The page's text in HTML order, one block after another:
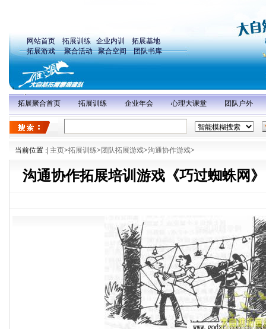
网站首页 拓展训练 企业内训
拓展基地
拓展游戏
聚合活动 聚合空间 团队书库
拓展聚合首页 拓展训练 企业年会 心理大课堂 团队户外
当前位置 :| 主页>拓展训练> 团队拓展游戏>沟通协作游戏>
沟通协作拓展培训游戏《巧过蜘蛛网》